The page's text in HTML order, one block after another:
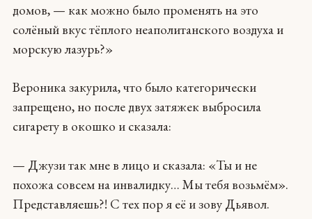
домов, — как можно было променять на это
солёный вкус тёплого неаполитанского воздуха и
морскую лазурь?»
Вероника закурила, что было категорически
запрещено, но после двух затяжек выбросила
сигарету в окошко и сказала:
— Джузи так мне в лицо и сказала: «Ты и не
похожа совсем на инвалидку… Мы тебя возьмём».
Представляешь?! С тех пор я её и зову Дьявол.